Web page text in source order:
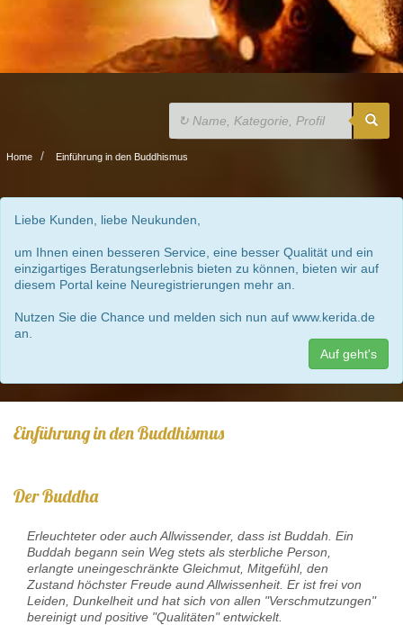
Home Einführung in den Buddhismus
Liebe Kunden, liebe Neukunden,
um Ihnen einen besseren Service, eine besser Qualität und ein
einzigartiges Beratungserlebnis bieten zu können, bieten wir auf
diesem Portal keine Neuregistrierungen mehr an.
Nutzen Sie die Chance und melden sich nun auf www.kerida.de
an.
Auf geht's
Einführung in den Buddhismus
Der Buddha
Erleuchteter oder auch Allwissender, dass ist Buddah. Ein
Buddah begann sein Weg stets als sterbliche Person,
erlangte uneingeschränkte Gleichmut, Mitgefühl, den
Zustand höchster Freude aund Allwissenheit. Er ist frei von
Leiden, Dunkelheit und hat sich von allen "Verschmutzungen"
bereinigt und positive "Qualitäten" entwickelt.